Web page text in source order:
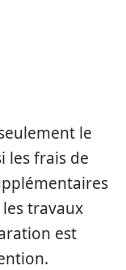
le
les frais de
travaux
est